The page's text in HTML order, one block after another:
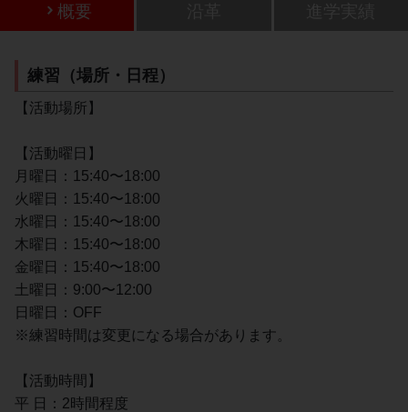
概要
練習（場所・日程）
【活動場所】
【活動曜日】
月曜日：15:40〜18:00
火曜日：15:40〜18:00
水曜日：15:40〜18:00
木曜日：15:40〜18:00
金曜日：15:40〜18:00
土曜日：9:00〜12:00
日曜日：OFF
※練習時間は変更になる場合があります。
【活動時間】
平 日：2時間程度